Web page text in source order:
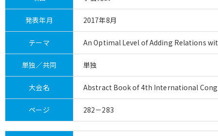
発表年月 2017年8月
テーマ An Optimal Level of Adding Relations
単独／共同 単独
大会名 Abstract Book of 4th International
ページ 282－283